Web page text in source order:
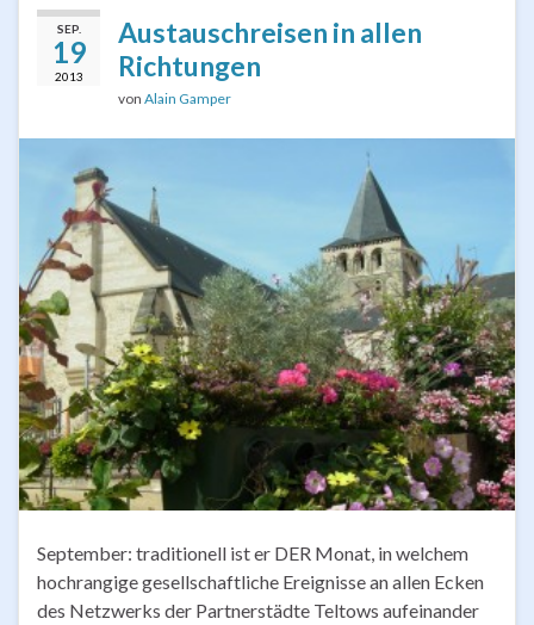
SEP.
19
2013
Austauschreisen in allen
Richtungen
von Alain Gamper
September: traditionell ist er DER Monat, in welchem
hochrangige gesellschaftliche Ereignisse an allen Ecken
des Netzwerks der Partnerstädte Teltows aufeinander